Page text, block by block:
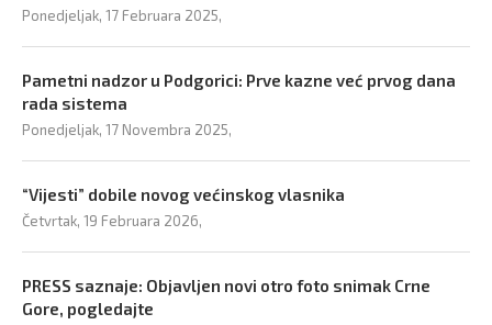
Ponedjeljak, 17 Februara 2025,
Pametni nadzor u Podgorici: Prve kazne već prvog dana
rada sistema
Ponedjeljak, 17 Novembra 2025,
“Vijesti” dobile novog većinskog vlasnika
Četvrtak, 19 Februara 2026,
PRESS saznaje: Objavljen novi otro foto snimak Crne
Gore, pogledajte